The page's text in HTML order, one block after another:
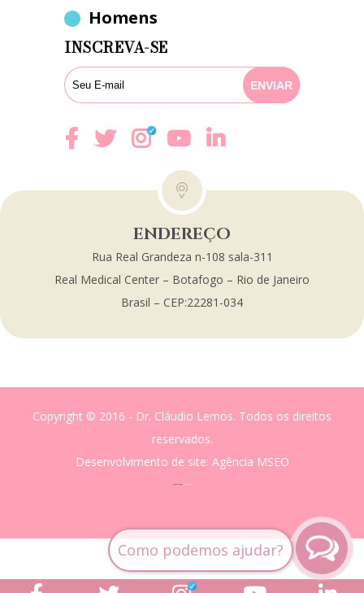
Homens
INSCREVA-SE
ENDEREÇO
Rua Real Grandeza n-108 sala-311
Real Medical Center – Botafogo – Rio de Janeiro
Brasil – CEP:22281-034
Copyright © 2016 - Dr. Cláudio Lemos. Todos os direitos
reservados.
Desenvolvimento de site: Agência MSEO